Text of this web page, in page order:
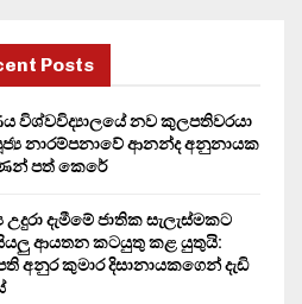
R
Posts
විශ්වවිද්‍යාලයේ නව කුලපතිවරයා
නාරම්පනාවේ ආනන්ද අනුනායක
පත් කෙරේ
උදුරා දැමීමේ ජාතික සැලැස්මකට
ආයතන කටයුතු කළ යුතුයි:
අනුර කුමාර දිසානායකගෙන් දැඩි